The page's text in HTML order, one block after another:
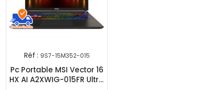
Réf : 9S7-15M352-015
Pc Portable MSI Vector 16
HX AI A2XWIG-015FR Ultra